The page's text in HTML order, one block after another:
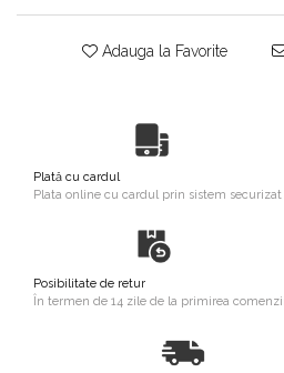
Adauga la Favorite
Plată cu cardul
Plata online cu cardul prin sistem securizat
Posibilitate de retur
În termen de 14 zile de la primirea comenzii